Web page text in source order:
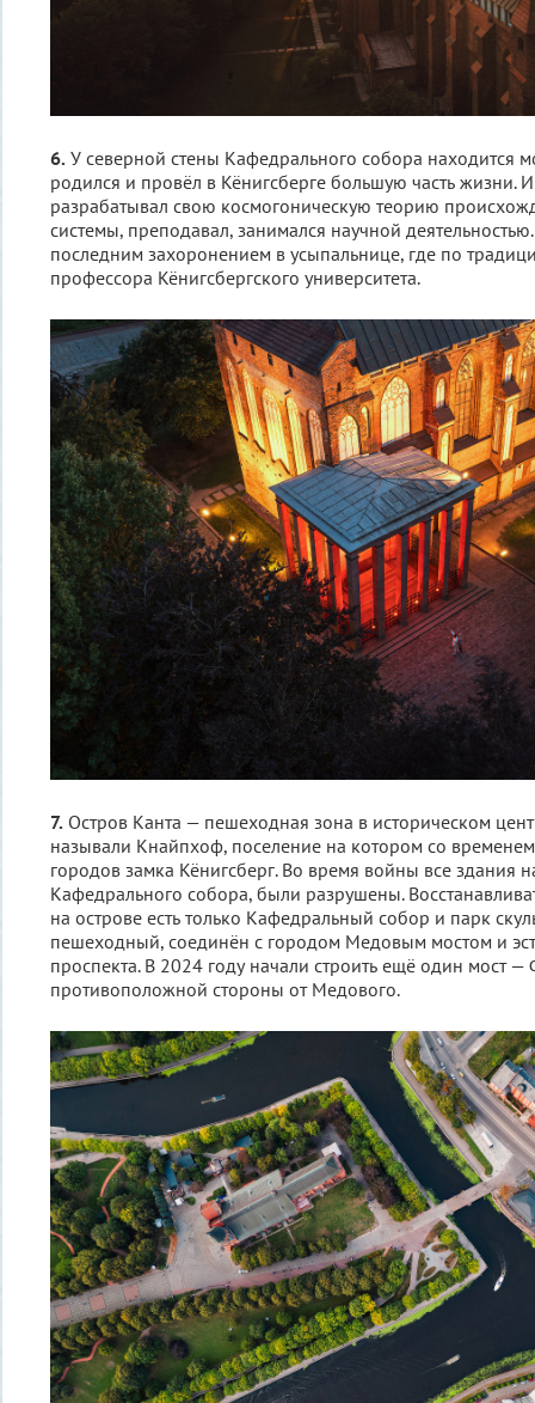
6. У северной стены Кафедрального собора находится
родился и провёл в Кёнигсберге большую часть жизни.
разрабатывал свою космогоническую теорию
системы, преподавал, занимался научной
последним захоронением в усыпальнице, где по
профессора Кёнигсбергского университета.
7. Остров Канта — пешеходная зона в историческом
называли Кнайпхоф, поселение на котором со
городов замка Кёнигсберг. Во время войны все здания
Кафедрального собора, были разрушены.
на острове есть только Кафедральный собор и парк
пешеходный, соединён с городом Медовым мостом и
проспекта. В 2024 году начали строить ещё один мост
противоположной стороны от Медового.